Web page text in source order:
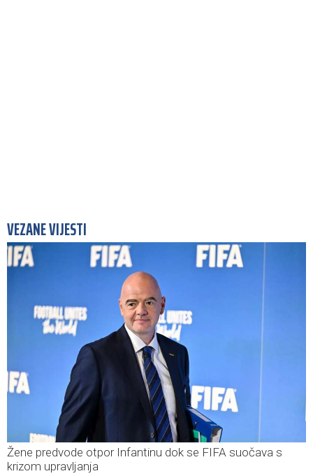
VEZANE VIJESTI
Žene predvode otpor Infantinu dok se FIFA suočava s
krizom upravljanja